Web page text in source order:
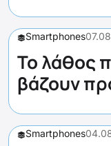
Smartphones
Το λάθος
βάζουν
Smartphones